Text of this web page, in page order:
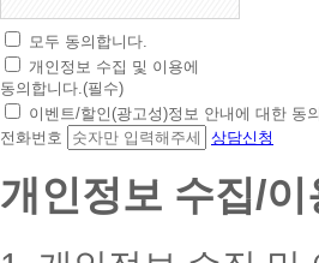
초
간
편
상
담
청
대
모두 동의합니다.
개인정보 수집 및 이용에
동의합니다.(필수)
이벤트/할인(광고성)정보 안내에 대한 동
전화번호
상담신청
개인정보 수집/이